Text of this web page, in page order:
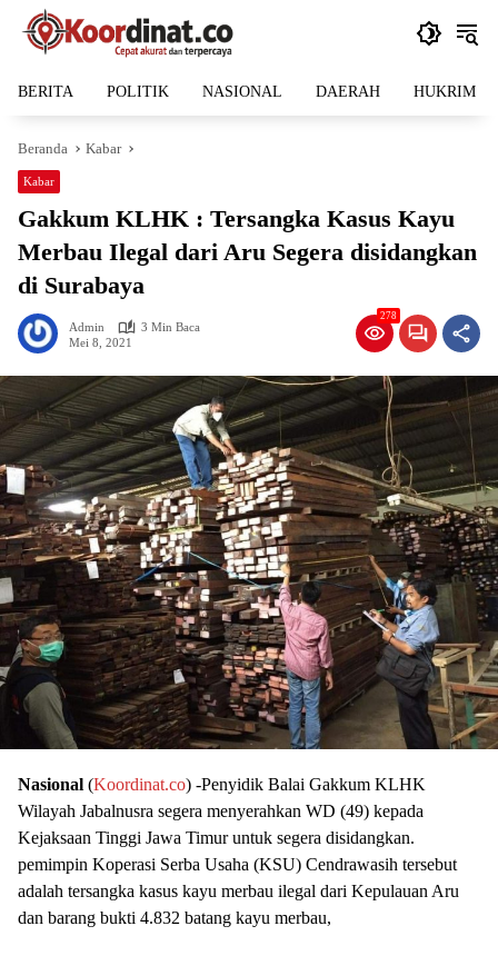
Langsung
BERITA POLITIK NASIONAL DAERAH HUKRIM
Beranda Kabar
Kabar
Gakkum KLHK : Tersangka Kasus Kayu
Merbau Ilegal dari Aru Segera disidangkan
di Surabaya
Admin
3 Min Baca
Mei 8, 2021
278
Nasional (Koordinat.co) -Penyidik Balai Gakkum KLHK
Wilayah Jabalnusra segera menyerahkan WD (49) kepada
Kejaksaan Tinggi Jawa Timur untuk segera disidangkan.
pemimpin Koperasi Serba Usaha (KSU) Cendrawasih tersebut
adalah tersangka kasus kayu merbau ilegal dari Kepulauan Aru
dan barang bukti 4.832 batang kayu merbau,